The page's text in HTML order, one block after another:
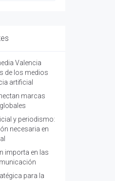
Valencia
de los medios
artificial
marcas
y periodismo:
necesaria en
importa en las
para la